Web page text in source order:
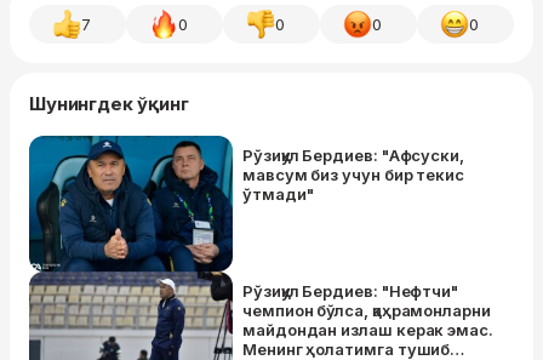
7 0 0 0 0
Шунингдек ўқинг
Рўзиқул Бердиев: "Афсуски,
мавсум биз учун бир текис
ўтмади"
Рўзиқул Бердиев: "Нефтчи"
чемпион бўлса, қаҳрамонларни
майдондан излаш керак эмас.
Менинг ҳолатимга тушиб